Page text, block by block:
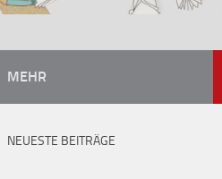
MEHR
NEUESTE BEITRÄGE